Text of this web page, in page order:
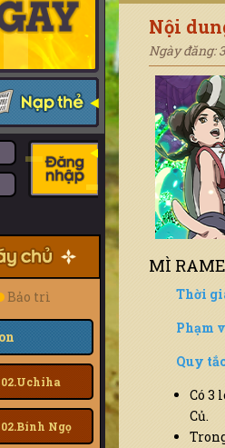
Bảo trì
Ngọ
Nội
Ngày đăng:
MÌ
Thời
Phạm
Quy
Có 3
Củ.